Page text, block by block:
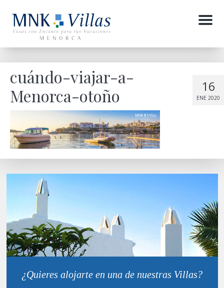
Menu
16
ENE 2020
cuándo-viajar-a-
Menorca-otoño
¿Quieres alojarte en una de nuestras Villas?